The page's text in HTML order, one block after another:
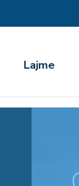
Lajme